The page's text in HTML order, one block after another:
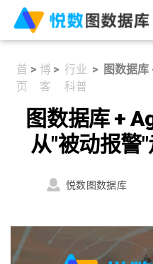
首
页
> 博
客
> 行业
科普
> 图数据
图数据库 +
从"被动报警
悦数图数据库